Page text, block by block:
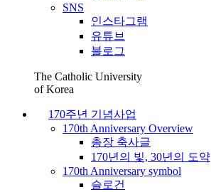
SNS
인스타그램
유튜브
블로그
The Catholic University
of Korea
170주년 기념사업
170th Anniversary Overview
총장 축사글
170년의 빛, 30년의 도약
170th Anniversary symbol
슬로건